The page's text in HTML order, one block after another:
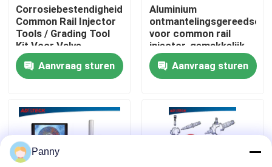
Contacteer ons
Nieuws
Verzoek om een Citaat
Het gemeenschappelijke Materiaal van de Spoortest
Corrosiebestendigheid
Common Rail Injector
Tools / Grading Tool
Kit Voor Valve
Assembly CE
Aanvraag sturen
Aluminium
voor common rail
injector, gemakkelijk
te bedienen
Aanvraag sturen
Panny